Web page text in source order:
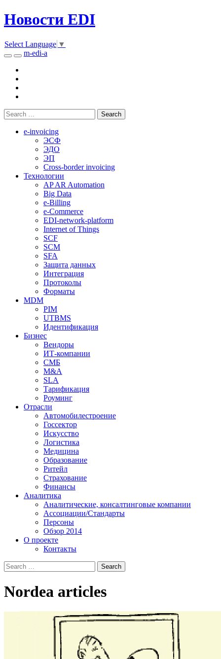
Новости EDI
Select Language ▼
m-edi-a
e-invoicing
ЭСФ
ЭДО
ЭП
Cross-border invoicing
Технологии
AP AR Automation
Big Data
e-Billing
e-Commerce
EDI-network-platform
Internet of Things
SCF
SCM
SFA
Защита данных
Интеграция
Протоколы
Форматы
MDM
PIM
UTBMS
Идентификация
Бизнес
Вендоры
ИТ-компании
СМБ
M&A
SLA
Тарификация
Роуминг
Отрасли
Автомобилестроение
Госсектор
Искусство
Логистика
Медицина
Образование
Ритейл
Страхование
Финансы
Аналитика
Аналитические, консалтинговые компании
Ассоциации/Стандарты
Персоны
Обзор 2014
О проекте
Контакты
Nordea articles